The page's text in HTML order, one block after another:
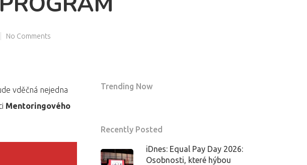
No Comments
vděčná nejedna
Mentoringového
Trending Now
Recently Posted
iDnes: Equal Pay Day 2026:
Osobnosti, které hýbou